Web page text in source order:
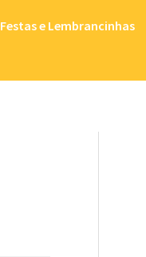
Festas e Lembrancinhas